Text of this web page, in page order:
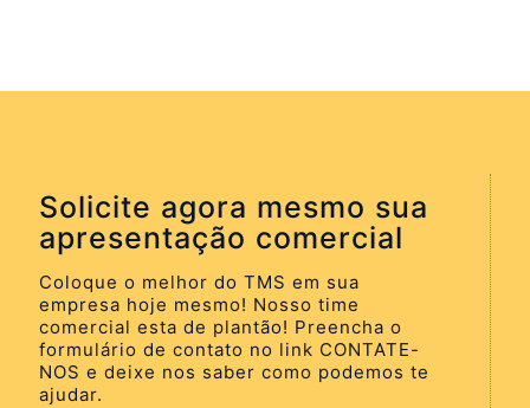
Solicite agora mesmo sua
apresentação comercial
Coloque o melhor do TMS em sua
empresa hoje mesmo! Nosso time
comercial esta de plantão! Preencha o
formulário de contato no link CONTATE-
NOS e deixe nos saber como podemos te
ajudar.